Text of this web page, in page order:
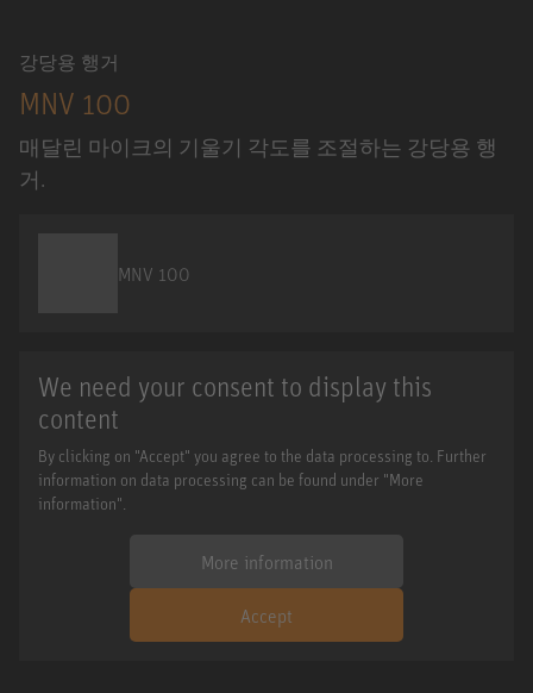
강당용 행거
MNV 100
매달린 마이크의 기울기 각도를 조절하는 강당용 행
거.
MNV 100
We need your consent to display this
content
By clicking on "Accept" you agree to the data processing to. Further
information on data processing can be found under "More
information".
More information
Accept